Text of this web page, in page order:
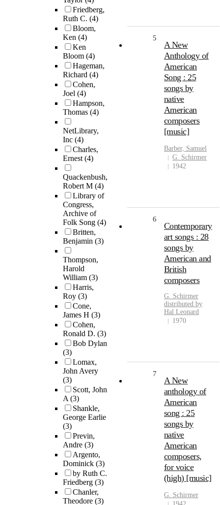
Friedberg,
Ruth C. (4)
Bloom,
Ken (4)
Ken
Bloom (4)
Hageman,
Richard (4)
Cohen,
Joel (4)
Hampson,
Thomas (4)
NetLibrary,
Inc (4)
Charles,
Ernest(4)
Quackenbush,
Robert M (4)
Library of
Congress,
Archive of
Folk Song (4)
Britten,
Benjamin (3)
Thompson,
Harold
William (3)
Harris,
Roy (3)
Cone,
James H (3)
Cohen,
Ronald D. (3)
Bob Dylan
(3)
Lomax,
John Avery
(3)
Scott, John
A(3)
Shankle,
George Earlie
(3)
Previn,
Andre (3)
Argento,
Dominick (3)
by Ruth C.
Friedberg (3)
Chanler,
Theodore (3)
5
A New
Anthology of
American
Song : 25
songs by
native
American
composers
[music]
Barber, Samuel
G. Schirmer
1942
6
Contemporary
art songs : 28
songs by
American and
British
composers
G. Schirmer
distributed by
Hal Leonard
1970
7
A New
anthology of
American
song : 25
songs by
native
American
composers,
for voice
(high) [music]
G. Schirmer